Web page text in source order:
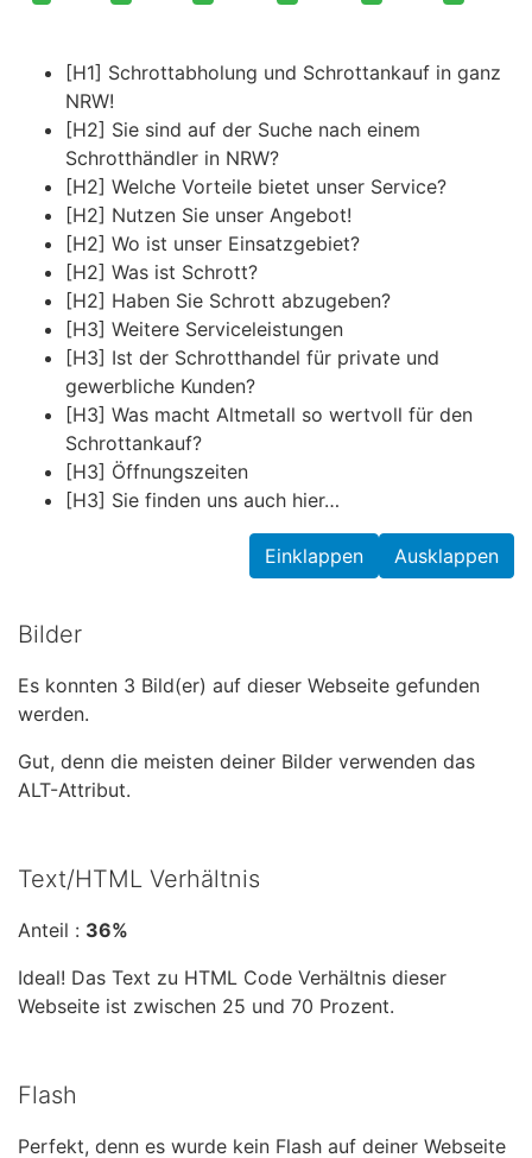
[H1] Schrottabholung und Schrottankauf in ganz
NRW!
[H2] Sie sind auf der Suche nach einem
Schrotthändler in NRW?
[H2] Welche Vorteile bietet unser Service?
[H2] Nutzen Sie unser Angebot!
[H2] Wo ist unser Einsatzgebiet?
[H2] Was ist Schrott?
[H2] Haben Sie Schrott abzugeben?
[H3] Weitere Serviceleistungen
[H3] Ist der Schrotthandel für private und
gewerbliche Kunden?
[H3] Was macht Altmetall so wertvoll für den
Schrottankauf?
[H3] Öffnungszeiten
[H3] Sie finden uns auch hier…
Ausklappen
Einklappen
Bilder
Es konnten 3 Bild(er) auf dieser Webseite gefunden
werden.
Gut, denn die meisten deiner Bilder verwenden das
ALT-Attribut.
Text/HTML Verhältnis
Anteil : 36%
Ideal! Das Text zu HTML Code Verhältnis dieser
Webseite ist zwischen 25 und 70 Prozent.
Flash
Perfekt, denn es wurde kein Flash auf deiner Webseite